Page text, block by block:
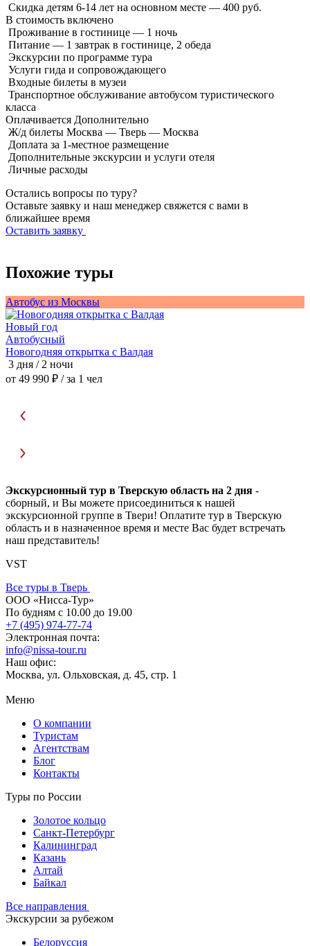
Скидка детям 6-14 лет на основном месте — 400 руб.
В стоимость включено
Проживание в гостинице — 1 ночь
Питание — 1 завтрак в гостинице, 2 обеда
Экскурсии по программе тура
Услуги гида и сопровождающего
Входные билеты в музеи
Транспортное обслуживание автобусом туристического
класса
Оплачивается Дополнительно
Ж/д билеты Москва — Тверь — Москва
Доплата за 1-местное размещение
Дополнительные экскурсии и услуги отеля
Личные расходы
Остались вопросы по туру?
Оставьте заявку и наш менеджер свяжется с вами в
ближайшее время
Оставить заявку
Похожие туры
Автобус из Москвы
Новый год
Автобусный
Новогодняя открытка с Валдая
3 дня / 2 ночи
от 49 990 ₽ / за 1 чел
Экскурсионный тур в Тверскую область на 2 дня -
сборный, и Вы можете присоединиться к нашей
экскурсионной группе в Твери! Оплатите тур в Тверскую
область и в назначенное время и месте Вас будет встречать
наш представитель!
VST
Все туры в Тверь
ООО «Нисса-Тур»
По будням с 10.00 до 19.00
+7 (495) 974-77-74
Электронная почта:
info@nissa-tour.ru
Наш офис:
Москва, ул. Ольховская, д. 45, стр. 1
Меню
О компании
Туристам
Агентствам
Блог
Контакты
Туры по России
Золотое кольцо
Санкт-Петербург
Калининград
Казань
Алтай
Байкал
Все направления
Экскурсии за рубежом
Белоруссия